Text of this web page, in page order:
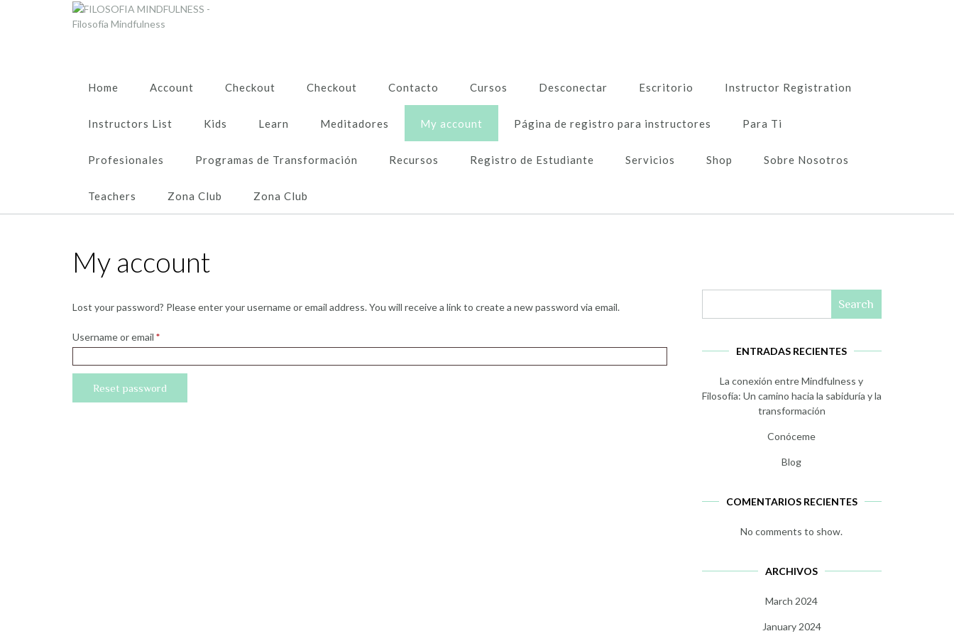
Home Account Checkout Checkout Contacto Cursos Desconectar Escritorio Instructor Registration
Instructors List Kids Learn Meditadores My account Página de registro para instructores Para Ti
Profesionales Programas de Transformación Recursos Registro de Estudiante Servicios Shop Sobre Nosotros
Teachers Zona Club Zona Club
My account
Lost your password? Please enter your username or email address. You will receive a link to create a new password via email.
Username or email *Required
Reset password
Search
ENTRADAS RECIENTES
La conexión entre Mindfulness y
Filosofía: Un camino hacia la sabiduría y la
transformación
Conóceme
Blog
COMENTARIOS RECIENTES
No comments to show.
ARCHIVOS
March 2024
January 2024